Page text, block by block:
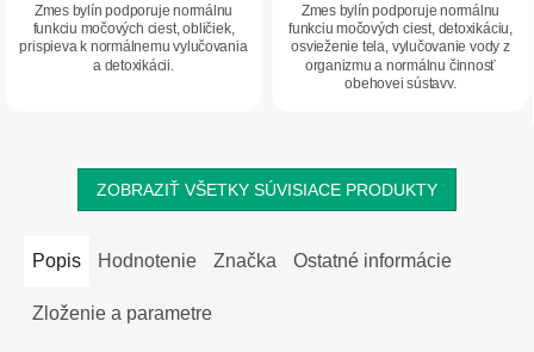
Zmes bylín podporuje normálnu
funkciu močových ciest, obličiek,
prispieva k normálnemu vylučovania
a detoxikácii.
Zmes bylín podporuje normálnu
funkciu močových ciest, detoxikáciu,
osvieženie tela, vylučovanie vody z
organizmu a normálnu činnosť
obehovej sústavy.
ZOBRAZIŤ VŠETKY SÚVISIACE PRODUKTY
Popis Hodnotenie Značka Ostatné informácie
Zloženie a parametre